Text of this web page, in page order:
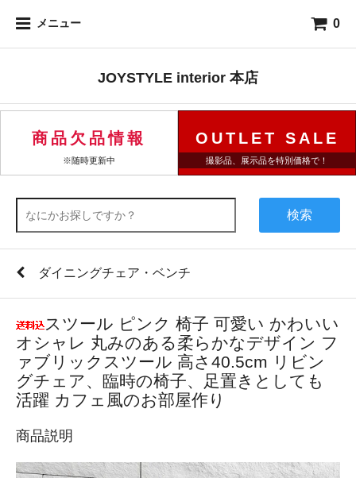
メニュー 0
JOYSTYLE interior 本店
商品欠品情報
※随時更新中
OUTLET SALE
撮影品、展示品を特別価格で！
検索
ダイニングチェア・ベンチ
スツール ピンク 椅子 可愛い かわいい
オシャレ 丸みのある柔らかなデザイン フ
ァブリックスツール 高さ40.5cm リビン
グチェア、臨時の椅子、足置きとしても
活躍 カフェ風のお部屋作り
商品説明